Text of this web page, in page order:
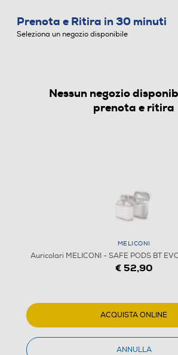
AURICOLARI
Prenota e Ritira in 30 minuti
Seleziona un negozio disponibile
Nessun negozio
prenota e ritira
MELICONI
Auricolari MELICONI - SAFE PODS BT
€ 52,90
ACQUISTA ONLINE
ANNULLA